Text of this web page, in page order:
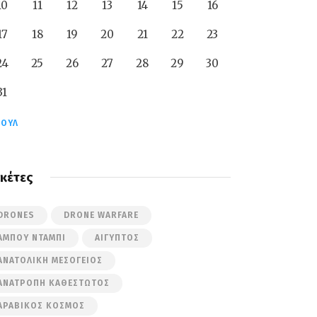
11 12 13 14 15 16
18 19 20 21 22 23
25 26 27 28 29 30
DRONE WARFARE
ΝΤΆΜΠΙ ΑΊΓΥΠΤΟΣ
ΜΕΣΌΓΕΙΟΣ
ΚΑΘΕΣΤΏΤΟΣ
ΚΌΣΜΟΣ